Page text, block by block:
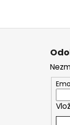
Z